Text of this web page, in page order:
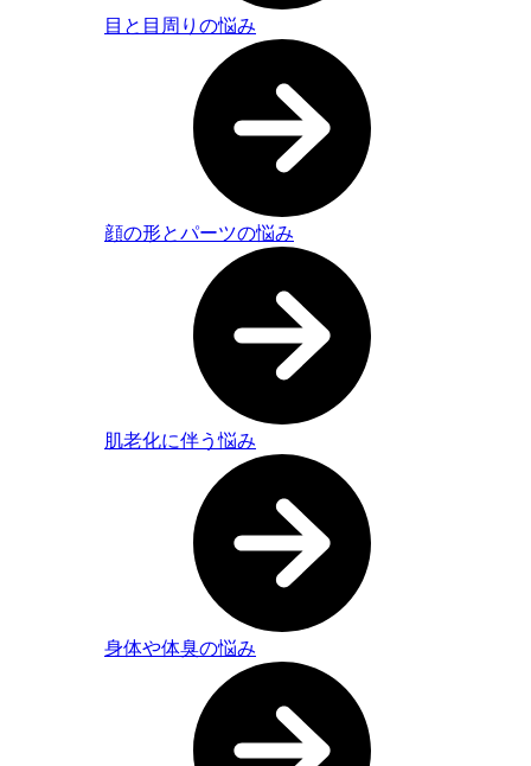
目と目周りの悩み
顔の形とパーツの悩み
肌老化に伴う悩み
身体や体臭の悩み